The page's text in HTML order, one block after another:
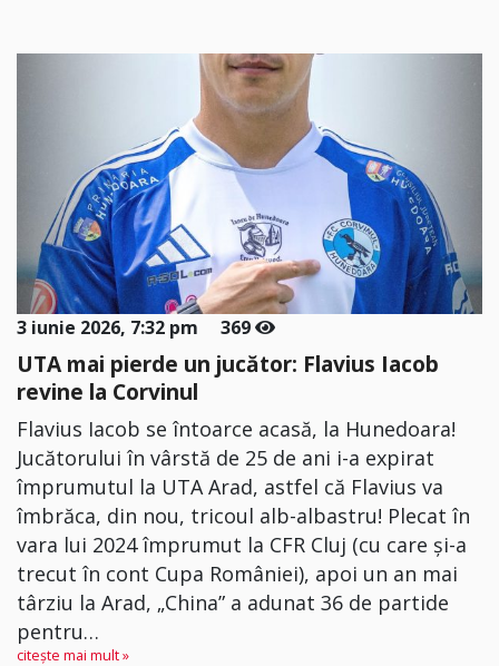
3 iunie 2026, 7:32 pm 369
UTA mai pierde un jucător: Flavius Iacob
revine la Corvinul
Flavius Iacob se întoarce acasă, la Hunedoara!
Jucătorului în vârstă de 25 de ani i-a expirat
împrumutul la UTA Arad, astfel că Flavius va
îmbrăca, din nou, tricoul alb-albastru! Plecat în
vara lui 2024 împrumut la CFR Cluj (cu care şi-a
trecut în cont Cupa României), apoi un an mai
târziu la Arad, „China” a adunat 36 de partide
pentru…
citește mai mult »